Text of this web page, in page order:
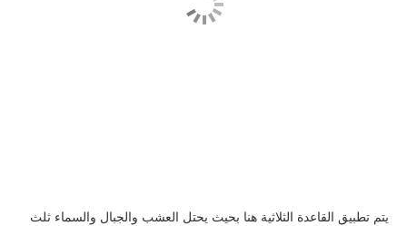
يتم تطبيق القاعدة الثلاثية هنا بحيث يحتل العشب والجبال والسماء ثلث